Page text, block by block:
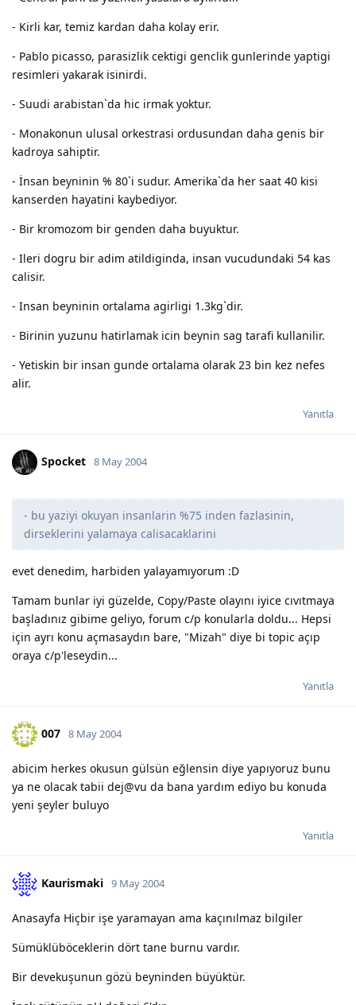
- Kirli kar, temiz kardan daha kolay erir.
- Pablo picasso, parasizlik cektigi genclik gunlerinde yaptigi
resimleri yakarak isinirdi.
- Suudi arabistan`da hic irmak yoktur.
- Monakonun ulusal orkestrasi ordusundan daha genis bir
kadroya sahiptir.
- İnsan beyninin % 80`i sudur. Amerika`da her saat 40 kisi
kanserden hayatini kaybediyor.
- Bir kromozom bir genden daha buyuktur.
- Ileri dogru bir adim atildiginda, insan vucudundaki 54 kas
calisir.
- Insan beyninin ortalama agirligi 1.3kg`dir.
- Birinin yuzunu hatirlamak icin beynin sag tarafi kullanilir.
- Yetiskin bir insan gunde ortalama olarak 23 bin kez nefes
alir.
Yanıtla
Spocket 8 May 2004
- bu yaziyi okuyan insanlarin %75 inden fazlasinin,
dirseklerini yalamaya calisacaklarini
evet denedim, harbiden yalayamıyorum :D
Tamam bunlar iyi güzelde, Copy/Paste olayını iyice cıvıtmaya
başladınız gibime geliyo, forum c/p konularla doldu... Hepsi
için ayrı konu açmasaydın bare, "Mizah" diye bi topic açıp
oraya c/p'leseydin...
Yanıtla
007 8 May 2004
abicim herkes okusun gülsün eğlensin diye yapıyoruz bunu
ya ne olacak tabii dej@vu da bana yardım ediyo bu konuda
yeni şeyler buluyo
Yanıtla
Kaurismaki 9 May 2004
Anasayfa Hiçbir işe yaramayan ama kaçınılmaz bilgiler
Sümüklüböceklerin dört tane burnu vardır.
Bir devekuşunun gözü beyninden büyüktür.